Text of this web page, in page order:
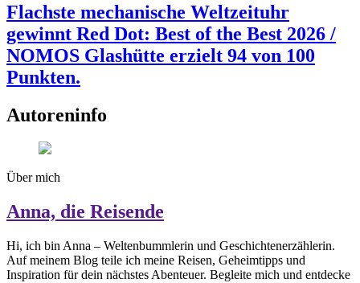
Flachste mechanische Weltzeituhr
gewinnt Red Dot: Best of the Best 2026 /
NOMOS Glashütte erzielt 94 von 100
Punkten.
Autoreninfo
Über mich
Anna, die Reisende
Hi, ich bin Anna – Weltenbummlerin und Geschichtenerzählerin.
Auf meinem Blog teile ich meine Reisen, Geheimtipps und
Inspiration für dein nächstes Abenteuer. Begleite mich und entdecke